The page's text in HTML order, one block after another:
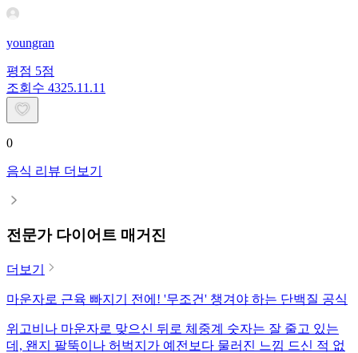
youngran
평점 5점
조회수 4325.11.11
0
음식 리뷰 더보기
전문가 다이어트 매거진
더보기
마운자로 근육 빠지기 전에! '무조건' 챙겨야 하는 단백질 공식
위고비나 마운자로 맞으신 뒤로 체중계 숫자는 잘 줄고 있는
데, 왠지 팔뚝이나 허벅지가 예전보다 물러진 느낌 드신 적 없